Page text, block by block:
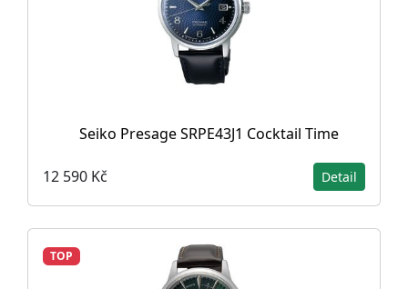
Seiko Presage SRPE43J1 Cocktail Time
12 590 Kč Detail
TOP